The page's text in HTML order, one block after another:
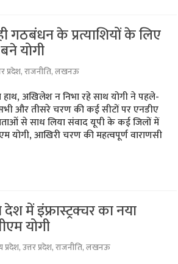
गठबंधन के प्रत्याशियों के लिए
योगी
प्रदेश,राजनीति,लखनऊ
हाथ, अखिलेश न निभा रहे साथ योगी ने पहले-
और तीसरे चरण की कई सीटों पर एनडीए
से साध लिया संवाद यूपी के कई जिलों में
योगी, आखिरी चरण की महत्वपूर्ण वाराणसी
में इंफ्रास्ट्रक्चर का नया
योगी
प्रदेश,उत्तर प्रदेश,राजनीति,लखनऊ